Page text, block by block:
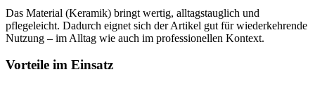
Das Material (Keramik) bringt wertig, alltagstauglich und
pflegeleicht. Dadurch eignet sich der Artikel gut für wiederkehrende
Nutzung – im Alltag wie auch im professionellen Kontext.
Vorteile im Einsatz